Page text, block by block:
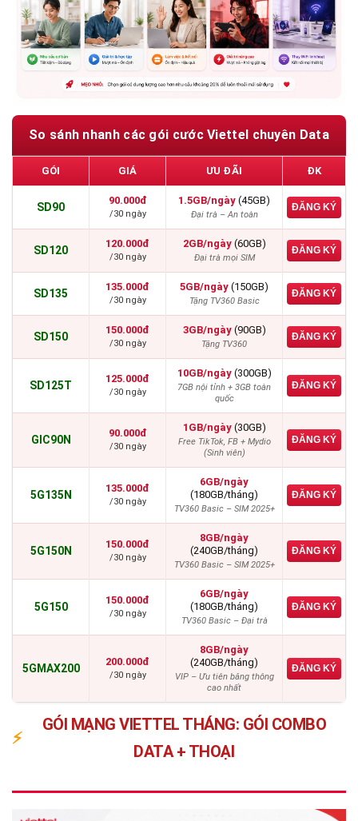
So sánh nhanh các gói cước Viettel chuyên Data
GÓI GIÁ ƯU ĐÃI ĐK
SD90
90.000đ
/30 ngày
1.5GB/ngày (45GB)
Đại trà – An toàn
ĐĂNG KÝ
SD120
120.000đ
/30 ngày
2GB/ngày(60GB)
Đại trà mọi SIM
ĐĂNG KÝ
SD135
135.000đ
/30 ngày
5GB/ngày (150GB)
Tặng TV360 Basic
ĐĂNG KÝ
SD150
150.000đ
/30 ngày
3GB/ngày(90GB)
Tặng TV360
ĐĂNG KÝ
SD125T
125.000đ
/30 ngày
10GB/ngày(300GB)
7GB nội tỉnh + 3GB toàn
quốc
ĐĂNG KÝ
GIC90N
90.000đ
/30 ngày
1GB/ngày(30GB)
Free TikTok, FB + Mydio
(Sinh viên)
ĐĂNG KÝ
5G135N
135.000đ
/30 ngày
6GB/ngày
(180GB/tháng)
TV360 Basic – SIM 2025+
ĐĂNG KÝ
5G150N
150.000đ
/30 ngày
8GB/ngày
(240GB/tháng)
TV360 Basic – SIM 2025+
ĐĂNG KÝ
5G150
150.000đ
/30 ngày
6GB/ngày
(180GB/tháng)
TV360 Basic – Đại trà
ĐĂNG KÝ
5GMAX200
200.000đ
/30 ngày
8GB/ngày
(240GB/tháng)
VIP – Ưu tiên băng thông
cao nhất
ĐĂNG KÝ
⚡
GÓI MẠNG VIETTEL THÁNG: GÓI COMBO
DATA + THOẠI